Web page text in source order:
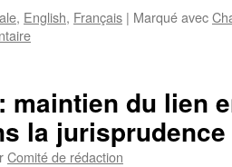
, English, Français | Marqué avec
maintien du lien
la jurisprudence
Comité de rédaction